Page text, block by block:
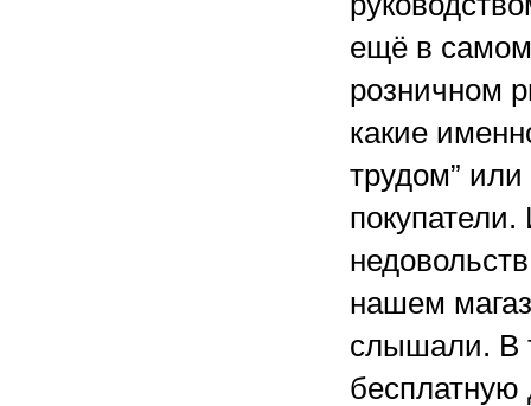
ещё в
розничном
какие
трудом”
нашем
слышали. В
бесплатную